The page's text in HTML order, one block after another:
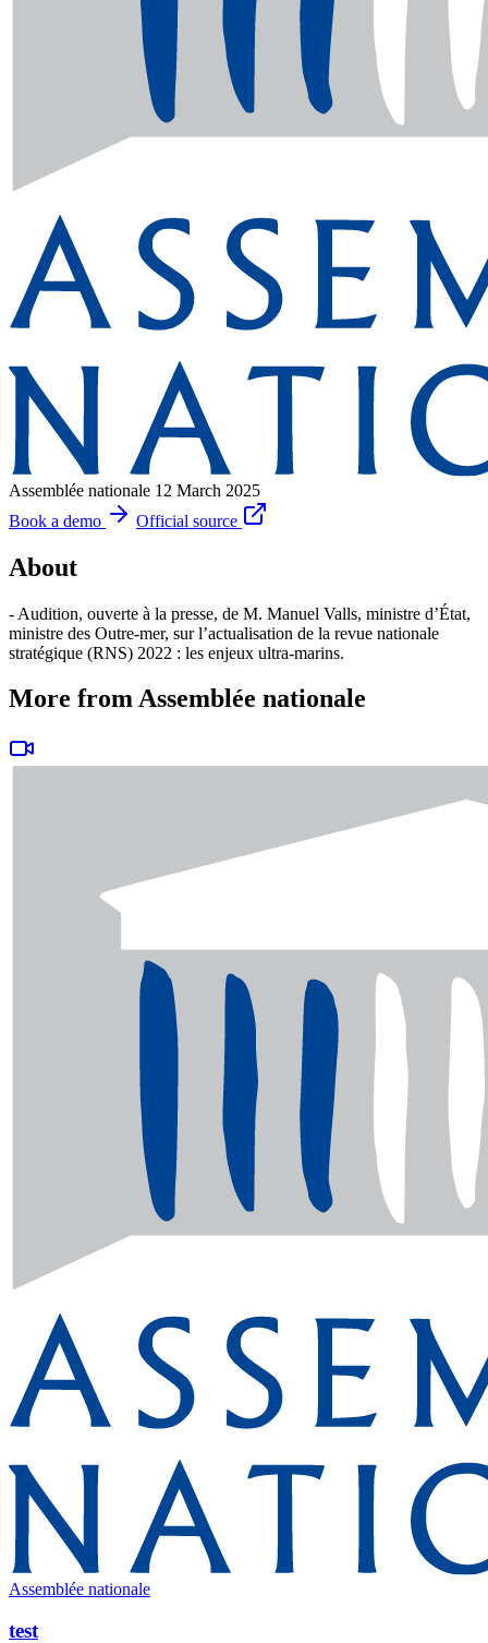
Assemblée nationale 12 March 2025
Book a demo
Official source
About
- Audition, ouverte à la presse, de M. Manuel Valls, ministre d’État,
ministre des Outre-mer, sur l’actualisation de la revue nationale
stratégique (RNS) 2022 : les enjeux ultra-marins.
More from Assemblée nationale
Assemblée nationale
test